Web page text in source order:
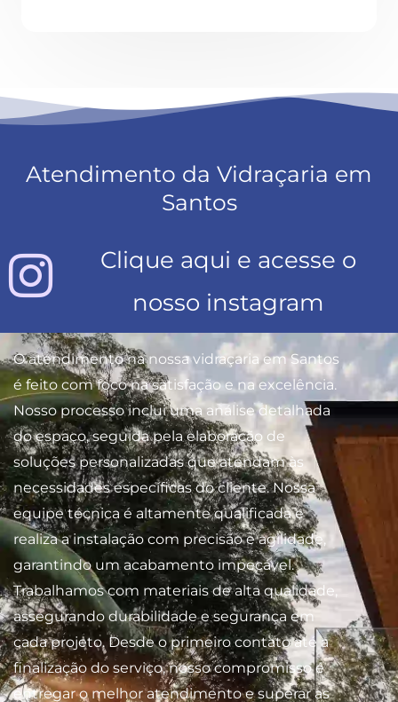
Atendimento da Vidraçaria em
Santos
Clique aqui e acesse o
nosso instagram
O atendimento na nossa vidraçaria em Santos
é feito com foco na satisfação e na excelência.
Nosso processo inclui uma análise detalhada
do espaço, seguida pela elaboração de
soluções personalizadas que atendam às
necessidades específicas do cliente. Nossa
equipe técnica é altamente qualificada e
realiza a instalação com precisão e agilidade,
garantindo um acabamento impecável.
Trabalhamos com materiais de alta qualidade,
assegurando durabilidade e segurança em
cada projeto. Desde o primeiro contato até a
finalização do serviço, nosso compromisso é
entregar o melhor atendimento e superar as